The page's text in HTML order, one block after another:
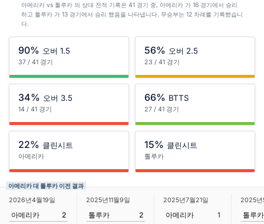
아메리카 vs 톨루카 의 상대 전적 기록은 41 경기 중, 아메리카 가 16 경기에서 승리
하고 톨루카 가 13 경기에서 승리 했음을 나타냅니다. 무승부는 12 차례를 기록했습니
다.
90% 오버 1.5
37 / 41 경기
56% 오버 2.5
23 / 41 경기
34% 오버 3.5
14 / 41 경기
66% BTTS
27 / 41 경기
22% 클린시트
아메리카
15% 클린시트
톨루카
아메리카 대 톨루카 이전 결과
2026년4월19일
아메리카
2
2025년11월9일
톨루카
2
2025년7월21일
아메리카
1
2025년
톨루카